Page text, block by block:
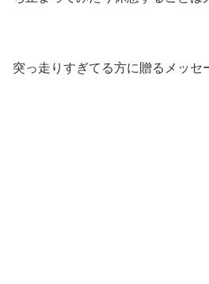
突っ走りすぎてる方に贈るメッセ